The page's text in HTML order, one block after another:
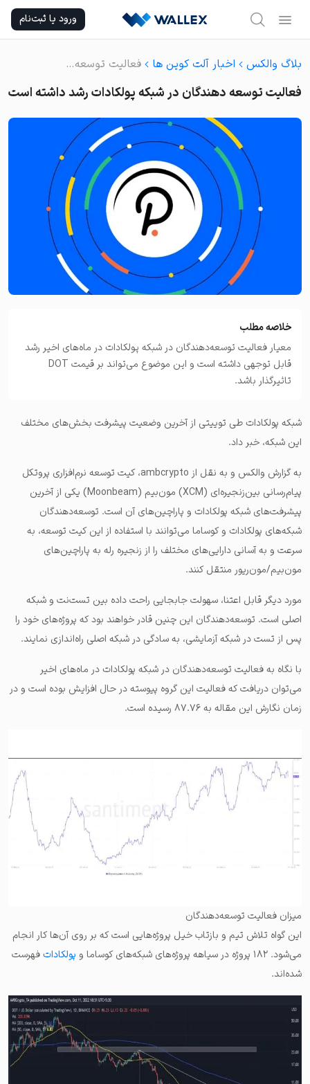
content
ورود یا ثبت‌نام
بلاگ والکس اخبار آلت کوین ها فعالیت توسعه دهندگان در شبکه پولکادات رشد داشته است
فعالیت توسعه دهندگان در شبکه پولکادات رشد داشته است
خلاصه مطلب
معیار فعالیت توسعه‌دهندگان در شبکه پولکادات در ماه‌های اخیر رشد
قابل توجهی داشته است و این موضوع می‌تواند بر قیمت DOT
تاثیرگذار باشد.
شبکه پولکادات طی توییتی از آخرین وضعیت پیشرفت بخش‌های مختلف
این شبکه، خبر داد.
به گزارش والکس و به نقل از ambcrypto، کیت توسعه نرم‌افزاری پروتکل
پیام‌رسانی بین‌زنجیره‌ای (XCM) مون‌بیم (Moonbeam) یکی از آخرین
پیشرفت‌های شبکه پولکادات و پاراچین‌های آن است. توسعه‌دهندگان
شبکه‌های پولکادات و کوساما می‌توانند با استفاده از این کیت توسعه، به
سرعت و به آسانی دارایی‌های مختلف را از زنجیره رله به پاراچین‌های
مون‌بیم/مون‌ریور منتقل کنند.
مورد دیگر قابل اعتنا، سهولت جابجایی راحت داده بین تست‌نت‌ و شبکه
اصلی است. توسعه‌دهندگان این چنین قادر خواهند بود که پروژه‌های خود را
پس از تست در شبکه آزمایشی، به سادگی در شبکه اصلی راه‌اندازی نمایند.
با نگاه به فعالیت توسعه‌دهندگان در شبکه پولکادات در ماه‌های اخیر
می‌توان دریافت که فعالیت این گروه پیوسته در حال افزایش بوده است و در
زمان نگارش این مقاله به ۸۷.۷۶ رسیده است.
میزان فعالیت توسعه‌دهندگان
این گواه تلاش تیم و بازتاب خیل پروژه‌هایی است که بر روی آن‌ها کار انجام
می‌شود. ۱۸۲ پروژه در سیاهه پروژه‌های شبکه‌های کوساما و
پولکاداتفهرست
شده‌اند.